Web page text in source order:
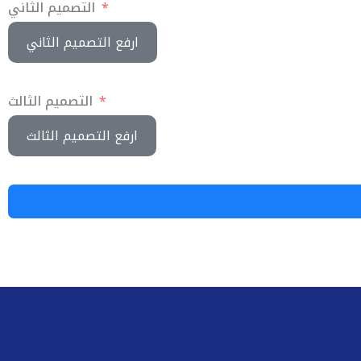
التصميم الثاني
ارفع التصميم الثاني
التصميم الثالث
ارفع التصميم الثالث